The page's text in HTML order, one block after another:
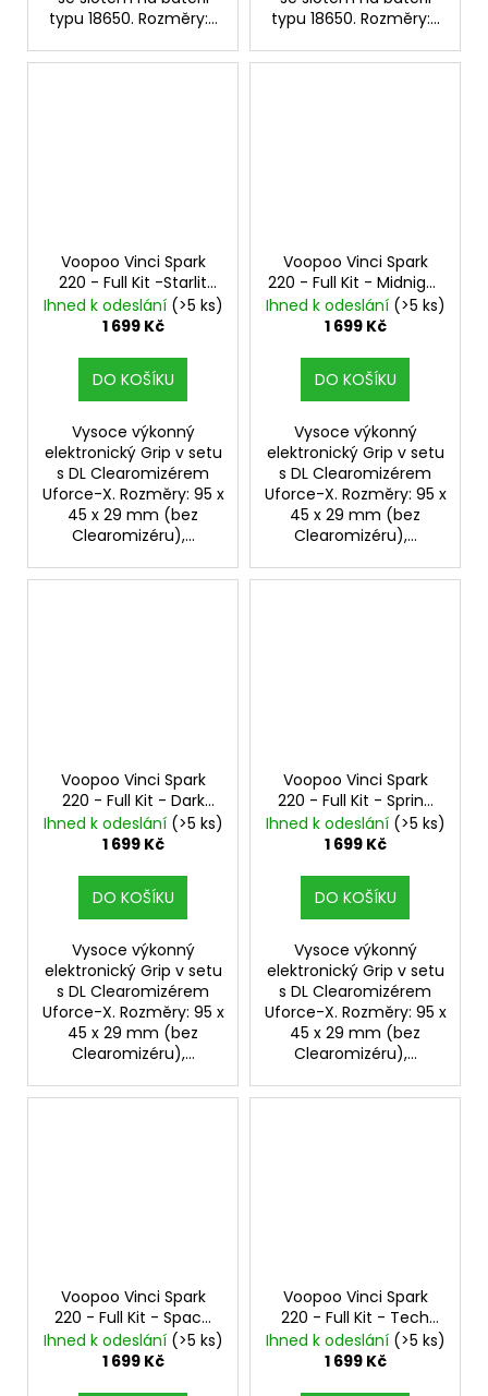
typu 18650. Rozměry:...
typu 18650. Rozměry:...
Voopoo Vinci Spark
220 - Full Kit -Starlit
Blue
Ihned k odeslání (>5 ks)
1 699 Kč
DO KOŠÍKU
Vysoce výkonný
elektronický Grip v setu
s DL Clearomizérem
Uforce-X. Rozměry: 95 x
45 x 29 mm (bez
Clearomizéru),...
Voopoo Vinci Spark
220 - Full Kit - Midnight
Black s UFORCE-X Tank
Ihned k odeslání (>5 ks)
1 699 Kč
DO KOŠÍKU
Vysoce výkonný
elektronický Grip v setu
s DL Clearomizérem
Uforce-X. Rozměry: 95 x
45 x 29 mm (bez
Clearomizéru),...
Voopoo Vinci Spark
220 - Full Kit - Dark
Reds UFORCE-X Tank
Ihned k odeslání (>5 ks)
1 699 Kč
DO KOŠÍKU
Vysoce výkonný
elektronický Grip v setu
s DL Clearomizérem
Uforce-X. Rozměry: 95 x
45 x 29 mm (bez
Clearomizéru),...
Voopoo Vinci Spark
220 - Full Kit - Spring
Greens UFORCE-X
Tank
Ihned k odeslání (>5 ks)
1 699 Kč
DO KOŠÍKU
Vysoce výkonný
elektronický Grip v setu
s DL Clearomizérem
Uforce-X. Rozměry: 95 x
45 x 29 mm (bez
Clearomizéru),...
Voopoo Vinci Spark
220 - Full Kit - Space
Blue s UFORCE-X Tank
Ihned k odeslání (>5 ks)
1 699 Kč
Voopoo Vinci Spark
220 - Full Kit - Tech
Silver s UFORCE-X Tank
Ihned k odeslání (>5 ks)
1 699 Kč